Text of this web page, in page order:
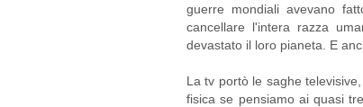
guerre mondiali avevano
cancellare l'intera razza
devastato il loro pianeta. E
La tv portò le saghe
fisica se pensiamo ai quasi